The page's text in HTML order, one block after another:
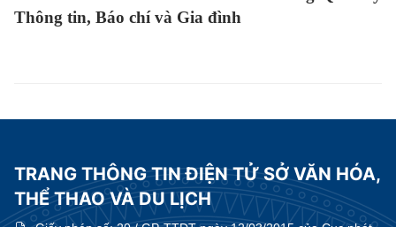
Thông tin, Báo chí và Gia đình
TRANG THÔNG TIN ĐIỆN TỬ SỞ VĂN HÓA,
THỂ THAO VÀ DU LỊCH